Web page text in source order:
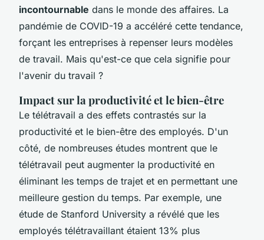
incontournable dans le monde des affaires. La
pandémie de COVID-19 a accéléré cette tendance,
forçant les entreprises à repenser leurs modèles
de travail. Mais qu'est-ce que cela signifie pour
l'avenir du travail ?
Impact sur la productivité et le bien-être
Le télétravail a des effets contrastés sur la
productivité et le bien-être des employés. D'un
côté, de nombreuses études montrent que le
télétravail peut augmenter la productivité en
éliminant les temps de trajet et en permettant une
meilleure gestion du temps. Par exemple, une
étude de Stanford University a révélé que les
employés télétravaillant étaient 13% plus